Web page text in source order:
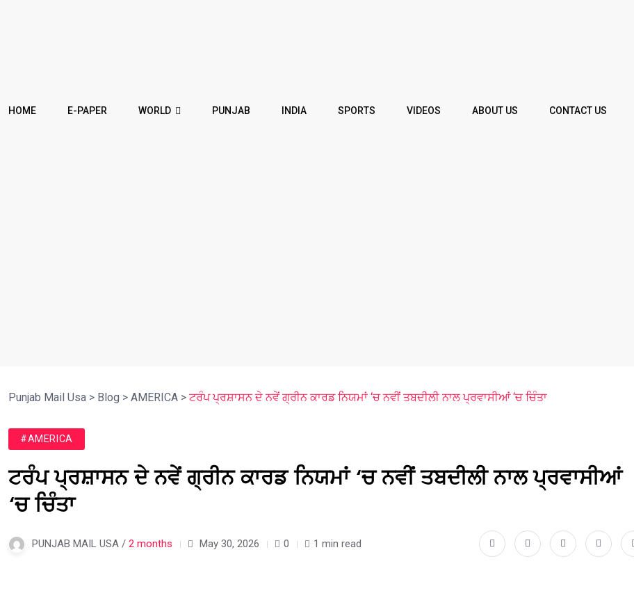
HOME E-PAPER WORLD PUNJAB INDIA SPORTS VIDEOS ABOUT US CONTACT US
Punjab Mail Usa > Blog > AMERICA > ਟਰੰਪ ਪ੍ਰਸ਼ਾਸਨ ਦੇ ਨਵੇਂ ਗ੍ਰੀਨ ਕਾਰਡ ਨਿਯਮਾਂ ‘ਚ ਨਵੀਂ ਤਬਦੀਲੀ ਨਾਲ ਪ੍ਰਵਾਸੀਆਂ ‘ਚ ਚਿੰਤਾ
#AMERICA
ਟਰੰਪ ਪ੍ਰਸ਼ਾਸਨ ਦੇ ਨਵੇਂ ਗ੍ਰੀਨ ਕਾਰਡ ਨਿਯਮਾਂ ‘ਚ ਨਵੀਂ ਤਬਦੀਲੀ ਨਾਲ ਪ੍ਰਵਾਸੀਆਂ
‘ਚ ਚਿੰਤਾ
PUNJAB MAIL USA / 2 months May 30, 2026 0 1 min read